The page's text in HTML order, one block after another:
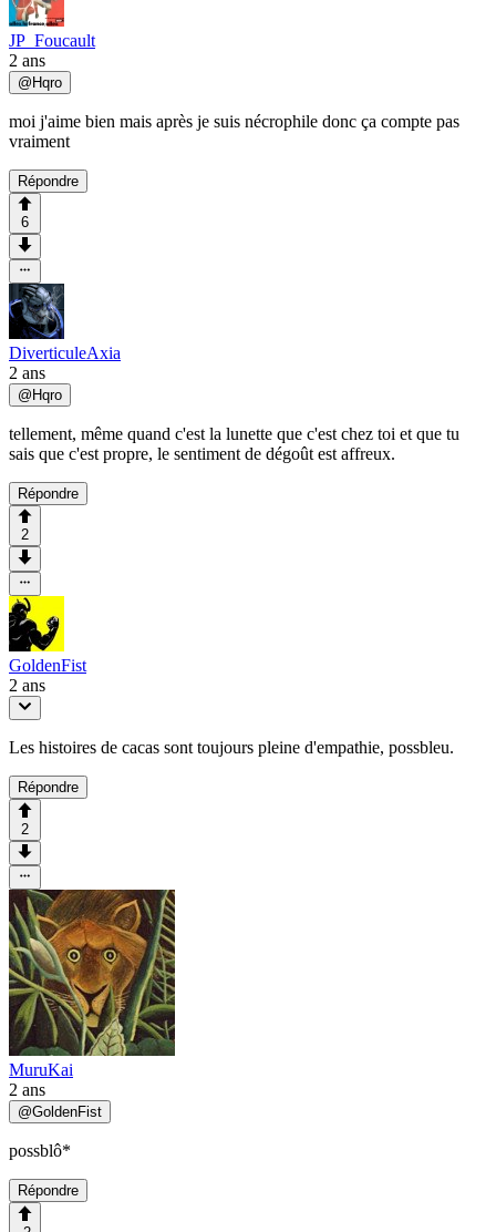
JP_Foucault
2 ans
@ Hqro
moi j'aime bien mais après je suis nécrophile donc ça compte pas
vraiment
Répondre
6
DiverticuleAxia
2 ans
@ Hqro
tellement, même quand c'est la lunette que c'est chez toi et que tu
sais que c'est propre, le sentiment de dégoût est affreux.
Répondre
2
GoldenFist
2 ans
Les histoires de cacas sont toujours pleine d'empathie, possbleu.
Répondre
2
MuruKai
2 ans
@GoldenFist
possblô*
Répondre